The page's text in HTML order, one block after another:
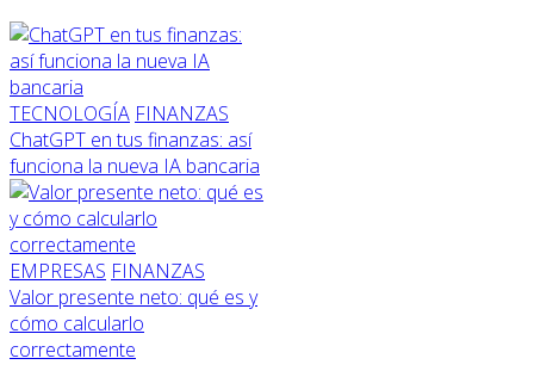
TECNOLOGÍA FINANZAS
ChatGPT en tus finanzas: así
funciona la nueva IA bancaria
EMPRESAS FINANZAS
Valor presente neto: qué es y
cómo calcularlo
correctamente